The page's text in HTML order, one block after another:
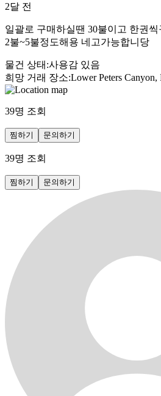
2달 전
일괄로 구매하실땐 30불이고 한권
2불~5불정도해용 네고가능합니당
물건 상태 :사용감 있음
희망 거래 장소:Lower Peters Canyon,
39명 조회
찜하기 문의하기
39명 조회
찜하기 문의하기